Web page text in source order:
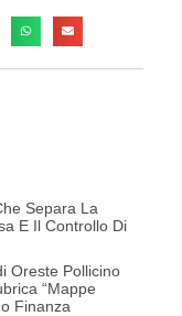
Separa La
E Il Controllo Di
Oreste Pollicino
“Mappe
Finanza